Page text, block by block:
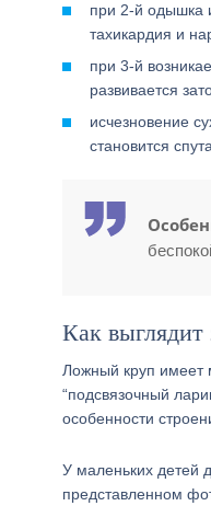
при 2-й одышка
тахикардия и
при 3-й
развивается
исчезновение
становится
Как выглядит
Ложный круп имеет
“подсвязочный
особенности
У маленьких детей
представленном